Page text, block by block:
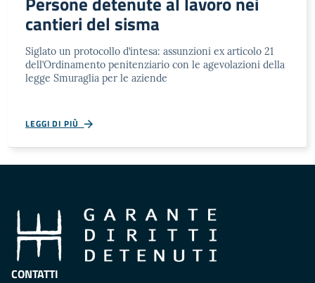
cantieri del sisma
Siglato un protocollo d’intesa: assunzioni ex articolo 21
dell’Ordinamento penitenziario con le agevolazioni della
legge Smuraglia per le aziende
LEGGI DI PIÙ
CONTATTI